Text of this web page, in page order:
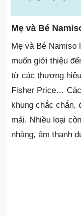
Mẹ và Bé
Mẹ và Bé Namiso
muốn giới thiệu
từ các thương
Fisher Price…
khung chắc chắn,
mái. Nhiều loại
nhàng, âm thanh